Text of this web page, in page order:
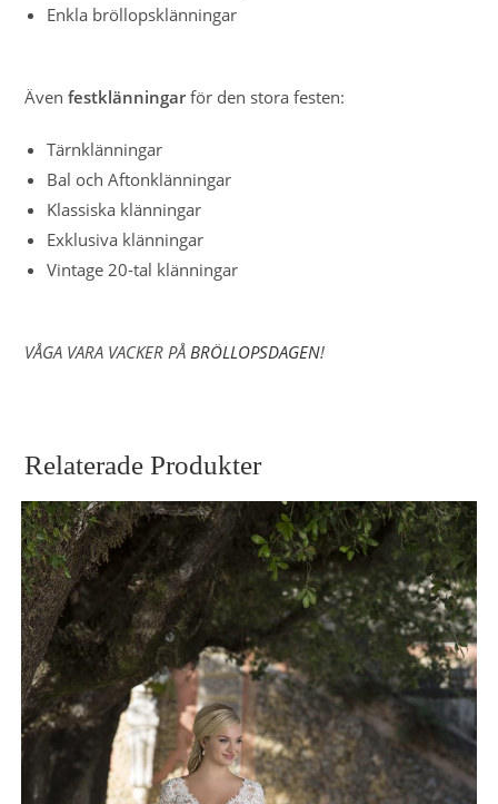
Enkla bröllopsklänningar
Ävenfestklänningarför den stora festen:
Tärnklänningar
Bal och Aftonklänningar
Klassiska klänningar
Exklusiva klänningar
Vintage 20-tal klänningar
VÅGA VARA VACKER PÅ BRÖLLOPSDAGEN!
Relaterade Produkter